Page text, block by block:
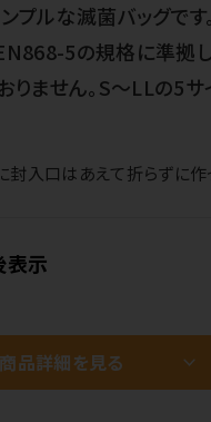
プルな滅菌バッグで
5の規格に準拠
りません。S～LLの5サ
入口はあえて折らずに作
表示
商品詳細を見る